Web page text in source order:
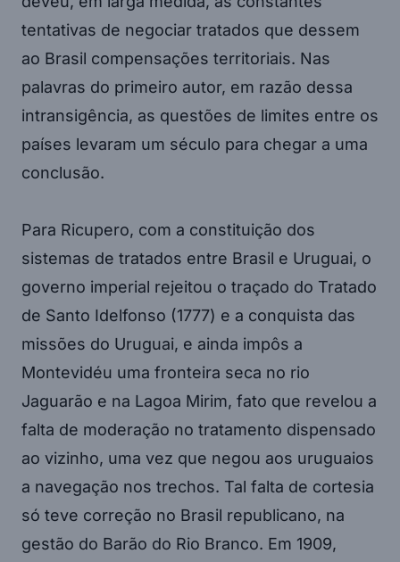
tentativas de negociar tratados que dessem
ao Brasil compensações territoriais. Nas
palavras do primeiro autor, em razão dessa
intransigência, as questões de limites entre os
países levaram um século para chegar a uma
conclusão.
Para Ricupero, com a constituição dos
sistemas de tratados entre Brasil e Uruguai, o
governo imperial rejeitou o traçado do Tratado
de Santo Idelfonso (1777) e a conquista das
missões do Uruguai, e ainda impôs a
Montevidéu uma fronteira seca no rio
Jaguarão e na Lagoa Mirim, fato que revelou a
falta de moderação no tratamento dispensado
ao vizinho, uma vez que negou aos uruguaios
a navegação nos trechos. Tal falta de cortesia
só teve correção no Brasil republicano, na
gestão do Barão do Rio Branco. Em 1909,